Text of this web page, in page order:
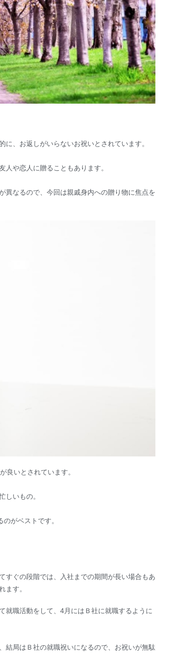
、お返しがいらないお祝いとされています。
や恋人に贈ることもあります。
異なるので、今回は親戚身内への贈り物に焦点を
良いとされています。
しいもの。
がベストです。
すぐの段階では、入社までの期間が長い場合もあ
ます。
就職活動をして、4月にはＢ社に就職するように
結局はＢ社の就職祝いになるので、お祝いが無駄